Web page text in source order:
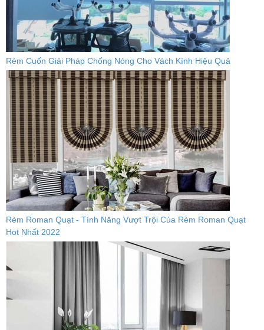
Rèm Cuốn Giải Pháp Chống Nóng Cho Vách Kính Hiệu Quả
Rèm Roman Quạt - Tính Năng Vượt Trội Của Rèm Roman Quạt
Hot Nhất 2022